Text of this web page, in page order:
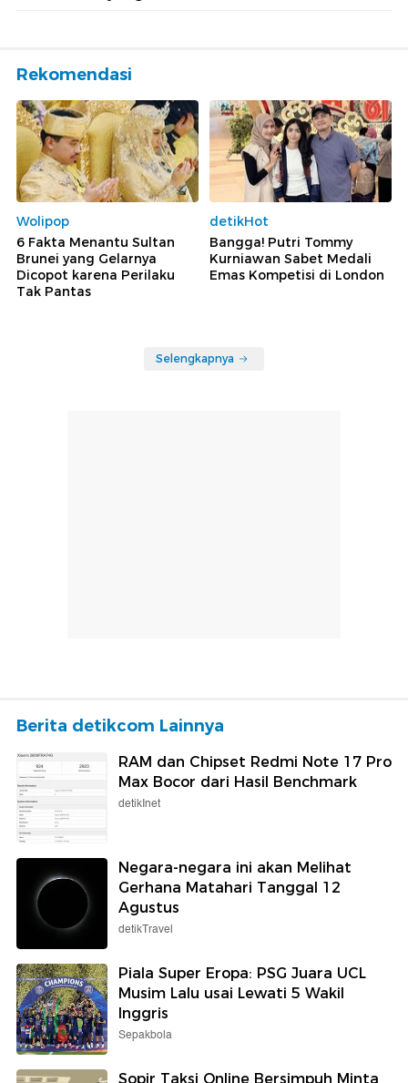
Rekomendasi
Wolipop
6 Fakta Menantu Sultan
Brunei yang Gelarnya
Dicopot karena Perilaku
Tak Pantas
detikHot
Bangga! Putri Tommy
Kurniawan Sabet Medali
Emas Kompetisi di London
Selengkapnya
Berita detikcom Lainnya
RAM dan Chipset Redmi Note 17 Pro
Max Bocor dari Hasil Benchmark
detikInet
Negara-negara ini akan Melihat
Gerhana Matahari Tanggal 12
Agustus
detikTravel
Piala Super Eropa: PSG Juara UCL
Musim Lalu usai Lewati 5 Wakil
Inggris
Sepakbola
Sopir Taksi Online Bersimpuh Minta